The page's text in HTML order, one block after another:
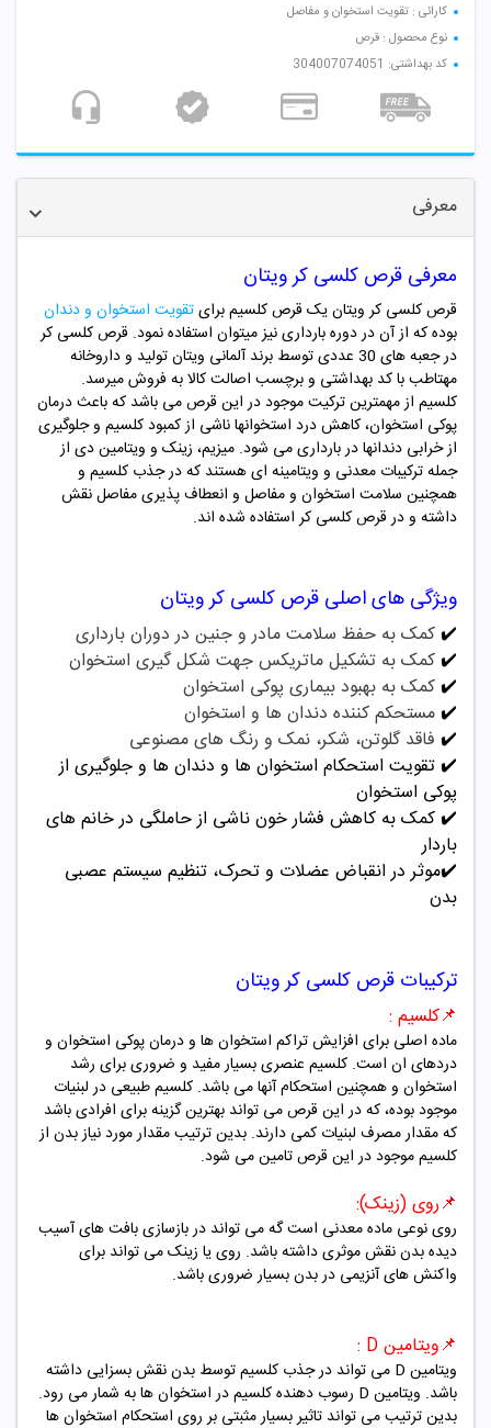
کارائی : تقویت استخوان و مفاصل
نوع محصول : قرص
کد بهداشتی: 304007074051
معرفی
معرفی قرص کلسی کر ویتان
قرص کلسی کر ویتان یک قرص کلسیم برایتقویت استخوان و دندان
بوده که از آن در دوره بارداری نیز میتوان استفاده نمود. قرص کلسی کر
در جعبه های 30 عددی توسط برند آلمانی ویتان تولید و داروخانه
مهتاطب با کد بهداشتی و برچسب اصالت کالا به فروش میرسد.
کلسیم از مهمترین ترکیت موجود در این قرص می باشد که باعث درمان
پوکی استخوان، کاهش درد استخوانها ناشی از کمبود کلسیم و جلوگیری
از خرابی دندانها در بارداری می شود. میزیم، زینک و ویتامین دی از
جمله ترکیبات معدنی و ویتامینه ای هستند که در جذب کلسیم و
همچنین سلامت استخوان و مفاصل و انعطاف پذیری مفاصل نقش
داشته و در قرص کلسی کر استفاده شده اند.
ویژگی های اصلی قرص کلسی کر ویتان
✔️کمک به حفظ سلامت مادر و جنین در دوران بارداری
✔️کمک به تشکیل ماتریکس جهت شکل گیری استخوان
✔️کمک به بهبود بیماری پوکی استخوان
✔️مستحکم کننده دندان ها و استخوان
✔️ فاقد گلوتن، شکر، نمک و رنگ های مصنوعی
✔️تقویت استحکام استخوان ها و دندان ها و جلوگیری از
پوکی استخوان
✔️کمک به کاهش فشار خون ناشی از حاملگی در خانم های
باردار
✔️موثر در انقباض عضلات و تحرک، تنظیم سیستم عصبی
بدن
ترکیبات قرص کلسی کر ویتان
📌کلسیم :
ماده اصلی برای افزایش تراکم استخوان ها و درمان پوکی استخوان و
دردهای ان است. کلسیم عنصری بسیار مفید و ضروری برای رشد
استخوان و همچنین استحکام آنها می باشد. کلسیم طبیعی در لبنیات
موجود بوده، که در این قرص می تواند بهترین گزینه برای افرادی باشد
که مقدار مصرف لبنیات کمی دارند. بدین ترتیب مقدار مورد نیاز بدن از
کلسیم موجود در این قرص تامین می شود.
📌روی (زینک):
روی نوعی ماده معدنی است گه می تواند در بازسازی بافت های آسیب
دیده بدن نقش موثری داشته باشد. روی یا زینک می تواند برای
واکنش های آنزیمی در بدن بسیار ضروری باشد.
📌ویتامین D :
ویتامین D می تواند در جذب کلسیم توسط بدن نقش بسزایی داشته
باشد. ویتامین D رسوب دهنده کلسیم در استخوان ها به شمار می رود.
بدین ترتیب می تواند تاثیر بسیار مثبتی بر روی استحکام استخوان ها